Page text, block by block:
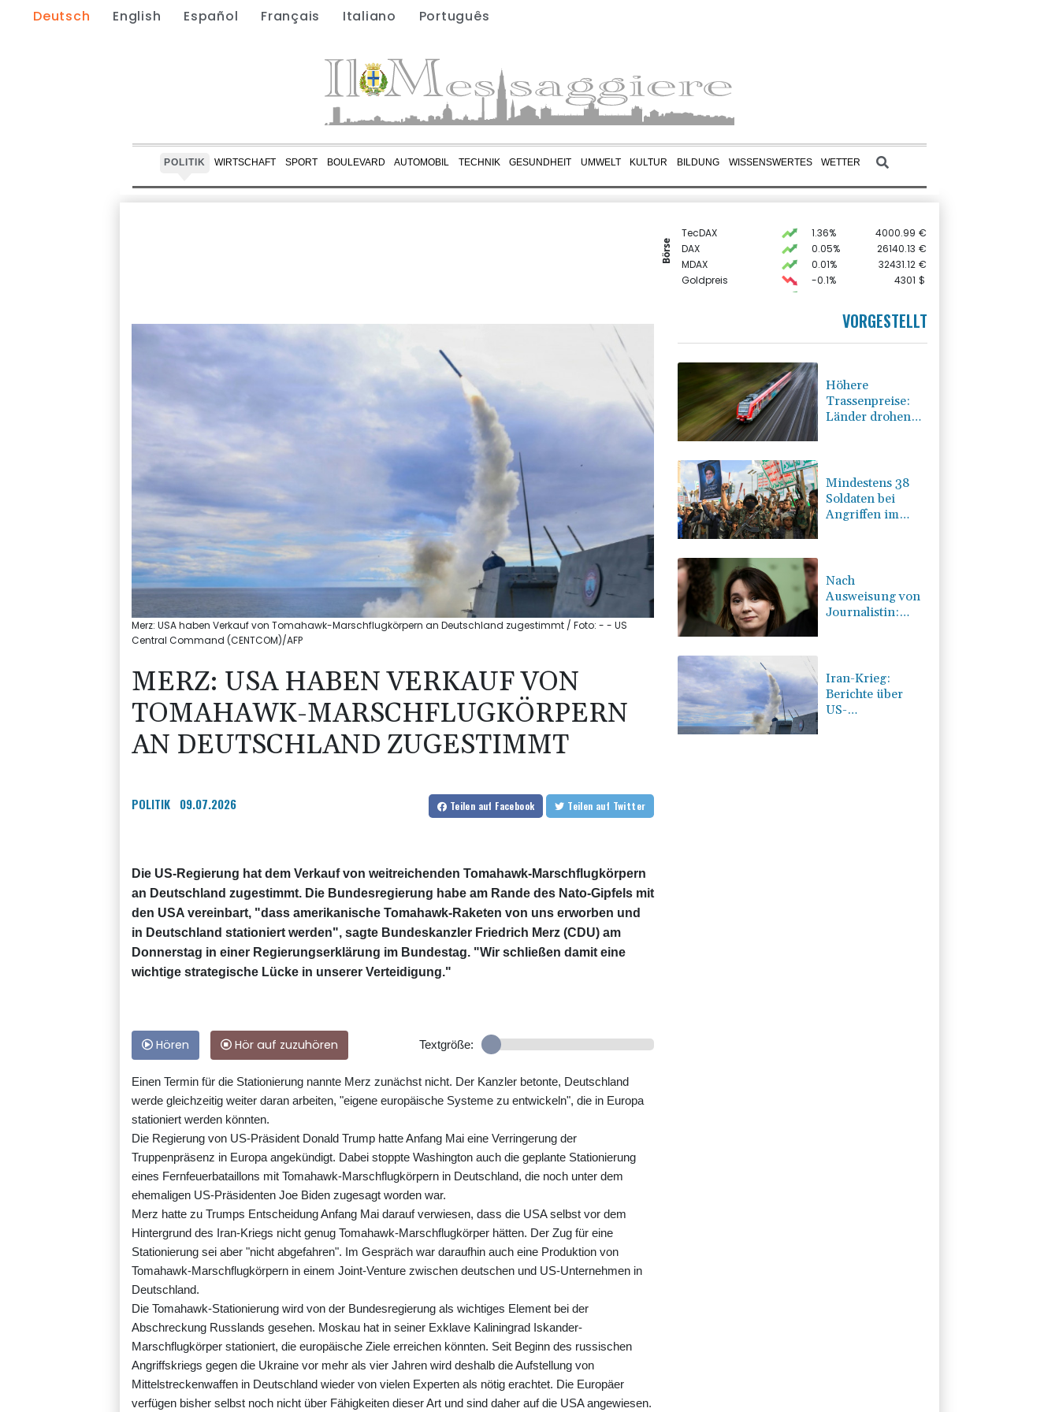
Deutsch English Español Français Italiano Português
POLITIK WIRTSCHAFT SPORT BOULEVARD AUTOMOBIL TECHNIK GESUNDHEIT UMWELT KULTUR BILDUNG WISSENSWERTES WETTER
Börse
TecDAX 1.36% 4000.99 €
DAX
0.05% 26140.13 €
MDAX
0.01% 32431.12 €
Goldpreis
-0.1% 4301 $
6502.56 €
1.1529 $
Merz: USA haben Verkauf von Tomahawk-Marschflugkörpern an Deutschland zugestimmt / Foto: - - US
Central Command (CENTCOM)/AFP
MERZ: USA HABEN VERKAUF VON
TOMAHAWK-MARSCHFLUGKÖRPERN
AN DEUTSCHLAND ZUGESTIMMT
POLITIK 09.07.2026 Teilen auf Facebook Teilen auf Twitter
Die US-Regierung hat dem Verkauf von weitreichenden Tomahawk-Marschflugkörpern
an Deutschland zugestimmt. Die Bundesregierung habe am Rande des Nato-Gipfels mit
den USA vereinbart, "dass amerikanische Tomahawk-Raketen von uns erworben und
in Deutschland stationiert werden", sagte Bundeskanzler Friedrich Merz (CDU) am
Donnerstag in einer Regierungserklärung im Bundestag. "Wir schließen damit eine
wichtige strategische Lücke in unserer Verteidigung."
Hören Hör auf zuzuhören Textgröße:
Einen Termin für die Stationierung nannte Merz zunächst nicht. Der Kanzler betonte, Deutschland
werde gleichzeitig weiter daran arbeiten, "eigene europäische Systeme zu entwickeln", die in Europa
stationiert werden könnten.
Die Regierung von US-Präsident Donald Trump hatte Anfang Mai eine Verringerung der
Truppenpräsenz in Europa angekündigt. Dabei stoppte Washington auch die geplante Stationierung
eines Fernfeuerbataillons mit Tomahawk-Marschflugkörpern in Deutschland, die noch unter dem
ehemaligen US-Präsidenten Joe Biden zugesagt worden war.
Merz hatte zu Trumps Entscheidung Anfang Mai darauf verwiesen, dass die USA selbst vor dem
Hintergrund des Iran-Kriegs nicht genug Tomahawk-Marschflugkörper hätten. Der Zug für eine
Stationierung sei aber "nicht abgefahren". Im Gespräch war daraufhin auch eine Produktion von
Tomahawk-Marschflugkörpern in einem Joint-Venture zwischen deutschen und US-Unternehmen in
Deutschland.
Die Tomahawk-Stationierung wird von der Bundesregierung als wichtiges Element bei der
Abschreckung Russlands gesehen. Moskau hat in seiner Exklave Kaliningrad Iskander-
Marschflugkörper stationiert, die europäische Ziele erreichen könnten. Seit Beginn des russischen
Angriffskriegs gegen die Ukraine vor mehr als vier Jahren wird deshalb die Aufstellung von
Mittelstreckenwaffen in Deutschland wieder von vielen Experten als nötig erachtet. Die Europäer
verfügen bisher selbst noch nicht über Fähigkeiten dieser Art und sind daher auf die USA angewiesen.
VORGESTELLT
Höhere
Trassenpreise:
Länder drohen
Mindestens 38
Soldaten bei
Angriffen im
Attacke
Nach
Ausweisung von
Journalistin:
Verfolgung" vor
Iran-Krieg:
Berichte über
US-